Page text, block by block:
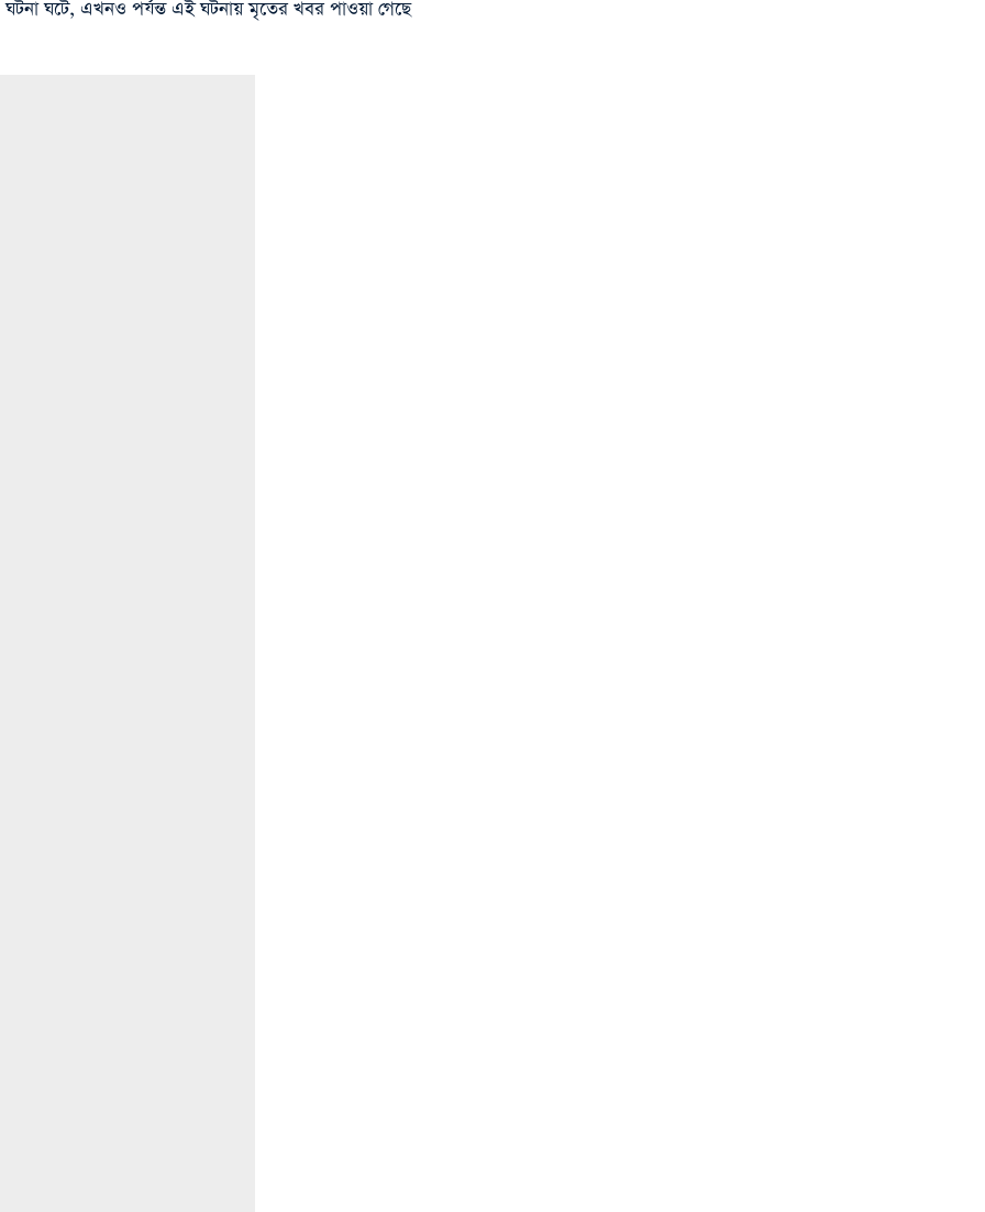
ঘটনা ঘটে, এখনও পর্যন্ত এই ঘটনায় মৃতের খবর পাওয়া গেছে